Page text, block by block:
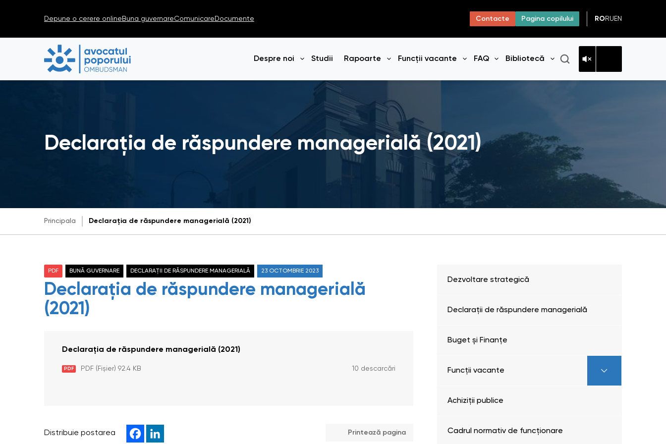
Depune o cerere online Buna guvernareComunicare Documente Contacte Pagina copilului RO RU EN
Despre noi
Deschide meniul
Studii Rapoarte
Deschide meniul
Funcții vacante FAQ
Deschide meniul
Bibliotecă
Deschide meniul
Declarația de răspundere managerială (2021)
Principala Declarația de răspundere managerială (2021)
PDF BUNĂ GUVERNARE DECLARAȚII DE RĂSPUNDERE MANAGERIALĂ 23 OCTOMBRIE 2023
Declarația de răspundere managerială
(2021)
Declarația de răspundere managerială (2021)
PDF PDF (Fișier) 92.4 KB 10 descarcări
Distribuie postarea Printează pagina
Dezvoltare strategică
Declarații de răspundere managerială
Buget și Finanțe
Funcții vacante
Achiziții publice
Cadrul normativ de funcționare